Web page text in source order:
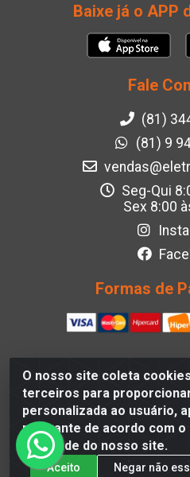
O nosso site coleta
terceiros para
personalizada ao usuário,
relevante de acordo com
qualidade do nosso site.
Aceito Negar não
Baixe já o APP
Fale
(81)
(81) 9
Seg-Qui
Sex 8:00
Formas de
Eletroflash - R. Maj. Justino
Recife - PE, 50830-390,
40